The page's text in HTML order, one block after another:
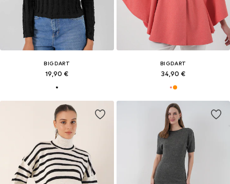
BIGDART
19,90 €
BIGDART
34,90 €